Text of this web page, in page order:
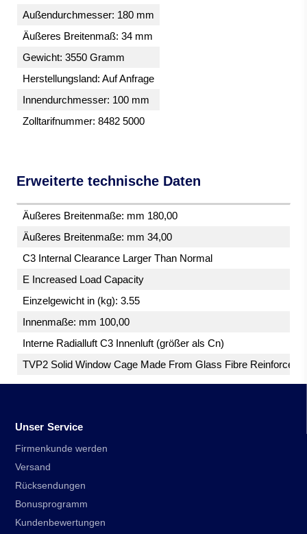
Außendurchmesser: 180 mm
Äußeres Breitenmaß: 34 mm
Gewicht: 3550 Gramm
Herstellungsland: Auf Anfrage
Innendurchmesser: 100 mm
Zolltarifnummer: 8482 5000
Erweiterte technische Daten
Äußeres Breitenmaße: mm 180,00
Äußeres Breitenmaße: mm 34,00
C3 Internal Clearance Larger Than Normal
E Increased Load Capacity
Einzelgewicht in (kg): 3.55
Innenmaße: mm 100,00
Interne Radialluft C3 Innenluft (größer als Cn)
TVP2 Solid Window Cage Made From Glass Fibre Reinforced
Unser Service
Firmenkunde werden
Versand
Rücksendungen
Bonusprogramm
Kundenbewertungen